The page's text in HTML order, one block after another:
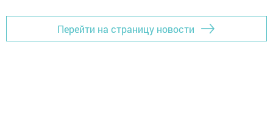
Перейти на страницу новости